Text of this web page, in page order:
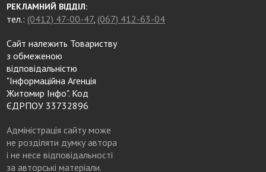
РЕКЛАМНИЙ ВІДДІЛ:
тел.: (0412) 47-00-47, (067) 412-63-04
Сайт належить Товариству
з обмеженою
відповідальністю
"Інформаційна Агенція
Житомир Інфо". Код
ЄДРПОУ 33732896
Адміністрація сайту може
не розділяти думку автора
і не несе відповідальності
за авторські матеріали.